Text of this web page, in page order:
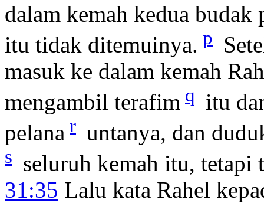
dalam kemah kedua budak
itu tidak ditemuinya. p
masuk ke dalam kemah
mengambil terafim q itu
pelana r untanya, dan
s seluruh kemah itu,
31:35 Lalu kata Rahel